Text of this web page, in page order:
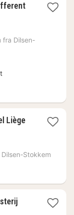
fra Dilsen-
Liège
Stokkem
1
nat